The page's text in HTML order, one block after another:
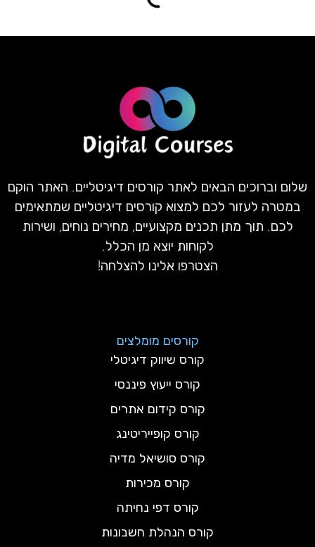
שלום וברוכים הבאים לאתר קורסים דיגיטליים. האתר הוקם
במטרה לעזור לכם למצוא קורסים דיגיטליים שמתאימים
לכם. תוך מתן תכנים מקצועיים, מחירים נוחים, ושירות
לקוחות יוצא מן הכלל.
הצטרפו אלינו להצלחה!
קורסים מומלצים
קורס שיווק דיגיטלי
קורס ייעוץ פיננסי
קורס קידום אתרים
קורס קופייריטינג
קורס סושיאל מדיה
קורס מכירות
קורס דפי נחיתה
קורס הנהלת חשבונות